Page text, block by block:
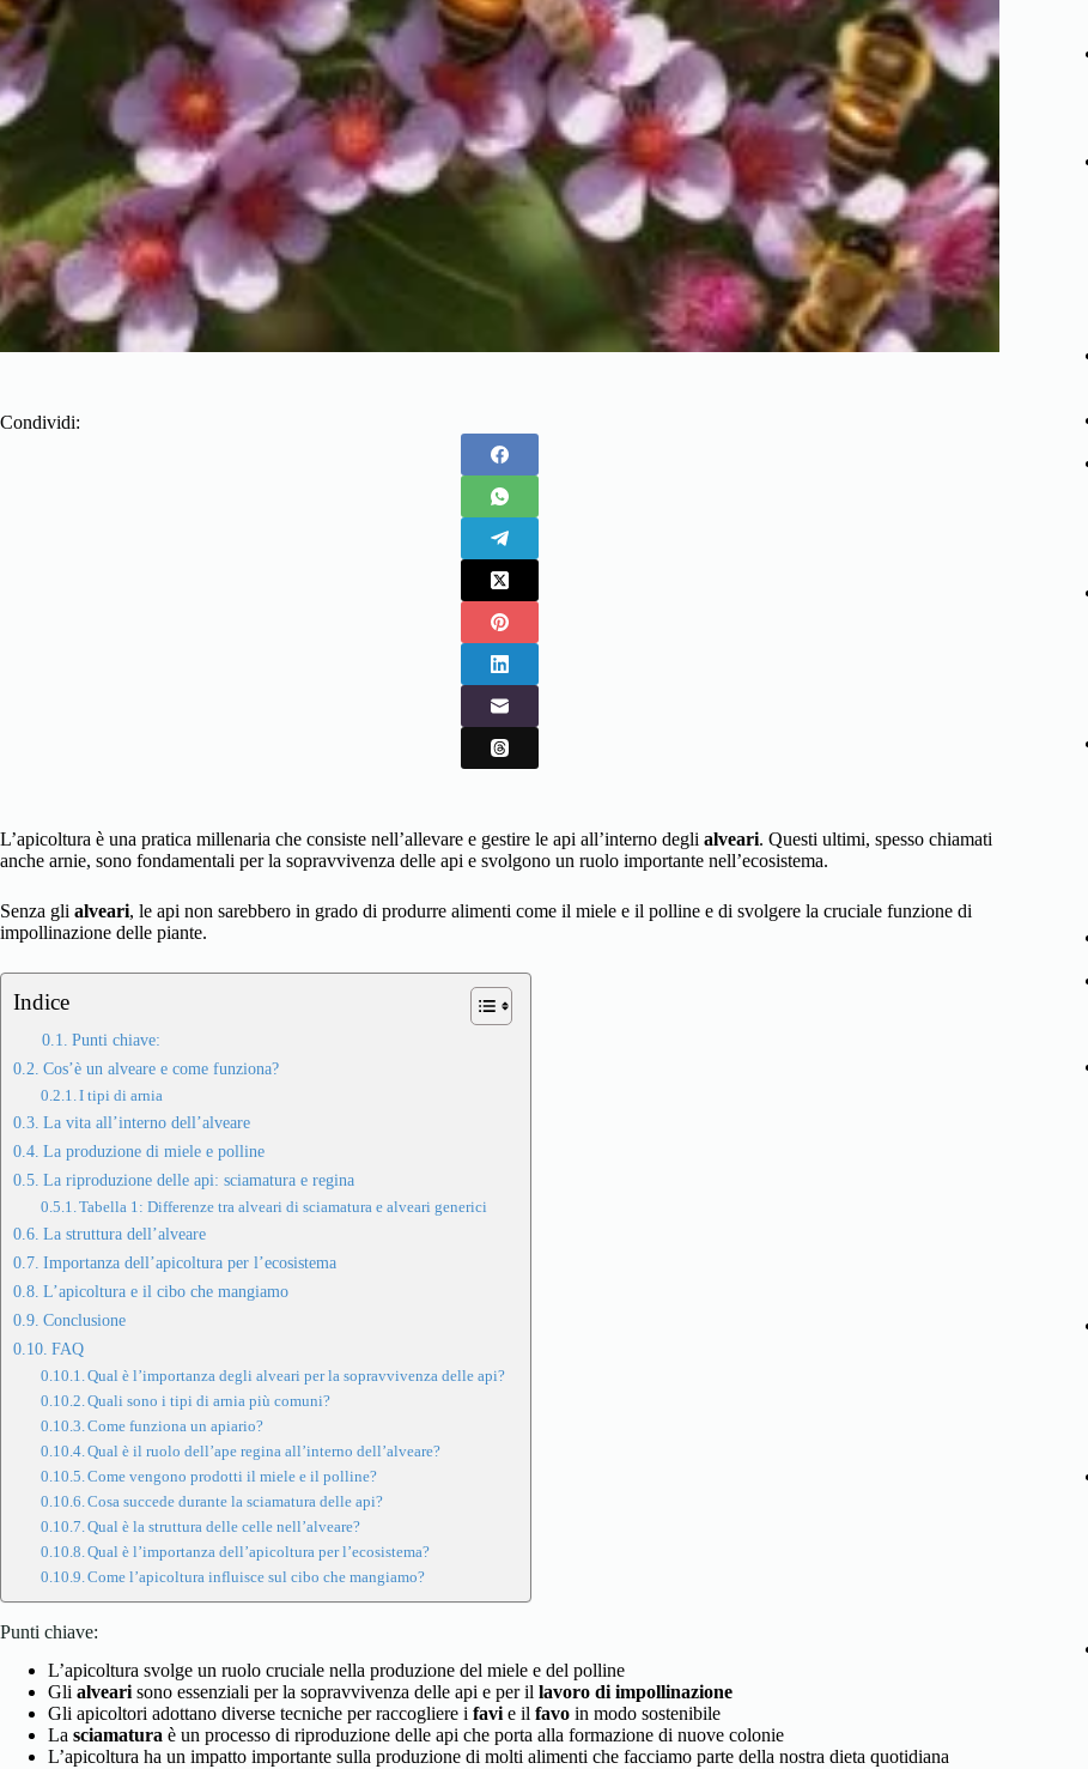
Condividi:
L’apicoltura è una pratica millenaria che consiste nell’allevare e gestire le api all’interno degli alveari. Questi ultimi, spesso chiamati
anche arnie, sono fondamentali per la sopravvivenza delle api e svolgono un ruolo importante nell’ecosistema.
Senza gli alveari, le api non sarebbero in grado di produrre alimenti come il miele e il polline e di svolgere la cruciale funzione di
impollinazione delle piante.
Indice
Punti chiave:
Cos’è un alveare e come funziona?
I tipi di arnia
La vita all’interno dell’alveare
La produzione di miele e polline
La riproduzione delle api: sciamatura e regina
Tabella 1: Differenze tra alveari di sciamatura e alveari generici
La struttura dell’alveare
Importanza dell’apicoltura per l’ecosistema
L’apicoltura e il cibo che mangiamo
Conclusione
FAQ
Qual è l’importanza degli alveari per la sopravvivenza delle api?
Quali sono i tipi di arnia più comuni?
Come funziona un apiario?
Qual è il ruolo dell’ape regina all’interno dell’alveare?
Come vengono prodotti il miele e il polline?
Cosa succede durante la sciamatura delle api?
Qual è la struttura delle celle nell’alveare?
Qual è l’importanza dell’apicoltura per l’ecosistema?
Come l’apicoltura influisce sul cibo che mangiamo?
Punti chiave:
L’apicoltura svolge un ruolo cruciale nella produzione del miele e del polline
Gli alvearisono essenziali per la sopravvivenza delle api e per il lavoro di impollinazione
Gli apicoltori adottano diverse tecniche per raccogliere i favie il favo in modo sostenibile
La sciamatura è un processo di riproduzione delle api che porta alla formazione di nuove colonie
L’apicoltura ha un impatto importante sulla produzione di molti alimenti che facciamo parte della nostra dieta quotidiana